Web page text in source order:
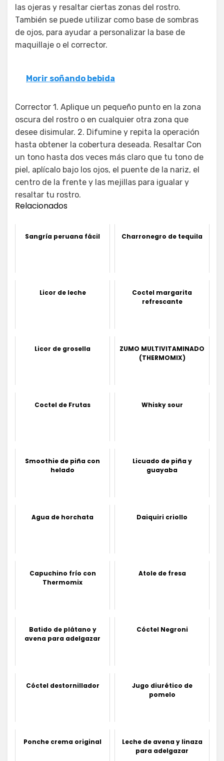
las ojeras y resaltar ciertas zonas del rostro.
También se puede utilizar como base de sombras
de ojos, para ayudar a personalizar la base de
maquillaje o el corrector.
Morir soñando bebida
Corrector 1. Aplique un pequeño punto en la zona
oscura del rostro o en cualquier otra zona que
desee disimular. 2. Difumine y repita la operación
hasta obtener la cobertura deseada. Resaltar Con
un tono hasta dos veces más claro que tu tono de
piel, aplícalo bajo los ojos, el puente de la nariz, el
centro de la frente y las mejillas para igualar y
resaltar tu rostro.
Relacionados
Sangría peruana fácil Charronegro de tequila
Licor de leche
Coctel margarita
refrescante
Licor de grosella
ZUMO MULTIVITAMINADO
(THERMOMIX)
Coctel de Frutas Whisky sour
Smoothie de piña con
helado
Licuado de piña y
guayaba
Agua de horchata Daiquiri criollo
Capuchino frío con
Thermomix
Atole de fresa
Batido de plátano y
avena para adelgazar
Cóctel Negroni
Cóctel destornillador
Jugo diurético de
pomelo
Ponche crema original
Leche de avena y linaza
para adelgazar